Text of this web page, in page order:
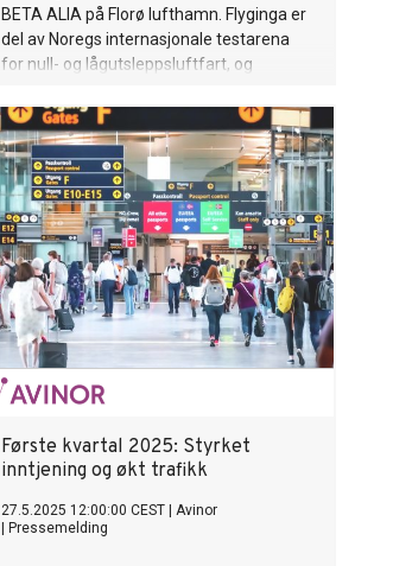
BETA ALIA på Florø lufthamn. Flyginga er
del av Noregs internasjonale testarena
for null- og lågutsleppsluftfart, og
framtidas utsleppsfrie fly kan brukast på
regionale lufthamner.
Første kvartal 2025: Styrket
inntjening og økt trafikk
27.5.2025 12:00:00 CEST
Avinor
Pressemelding